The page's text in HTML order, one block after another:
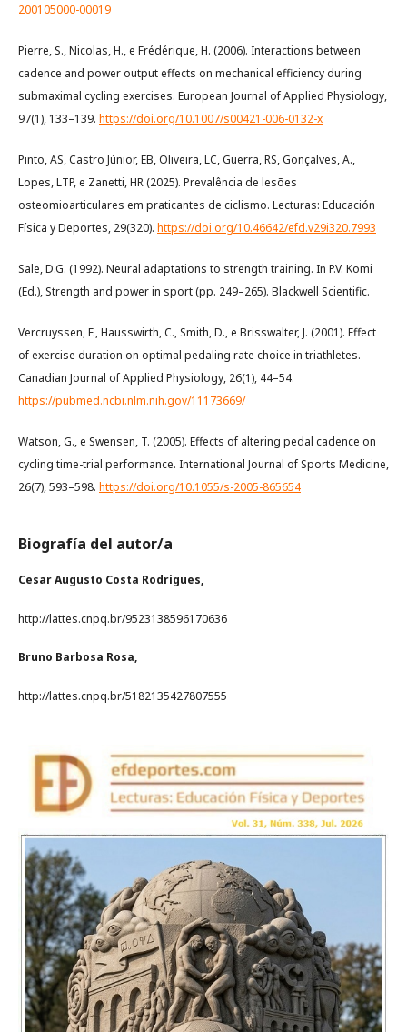
200105000-00019
Pierre, S., Nicolas, H., e Frédérique, H. (2006). Interactions between
cadence and power output effects on mechanical efficiency during
submaximal cycling exercises. European Journal of Applied Physiology,
97(1), 133–139. https://doi.org/10.1007/s00421-006-0132-x
Pinto, AS, Castro Júnior, EB, Oliveira, LC, Guerra, RS, Gonçalves, A.,
Lopes, LTP, e Zanetti, HR (2025). Prevalência de lesões
osteomioarticulares em praticantes de ciclismo. Lecturas: Educación
Física y Deportes, 29(320). https://doi.org/10.46642/efd.v29i320.7993
Sale, D.G. (1992). Neural adaptations to strength training. In P.V. Komi
(Ed.), Strength and power in sport (pp. 249–265). Blackwell Scientific.
Vercruyssen, F., Hausswirth, C., Smith, D., e Brisswalter, J. (2001). Effect
of exercise duration on optimal pedaling rate choice in triathletes.
Canadian Journal of Applied Physiology, 26(1), 44–54.
https://pubmed.ncbi.nlm.nih.gov/11173669/
Watson, G., e Swensen, T. (2005). Effects of altering pedal cadence on
cycling time-trial performance. International Journal of Sports Medicine,
26(7), 593–598. https://doi.org/10.1055/s-2005-865654
Biografía del autor/a
Cesar Augusto Costa Rodrigues,
http://lattes.cnpq.br/9523138596170636
Bruno Barbosa Rosa,
http://lattes.cnpq.br/5182135427807555